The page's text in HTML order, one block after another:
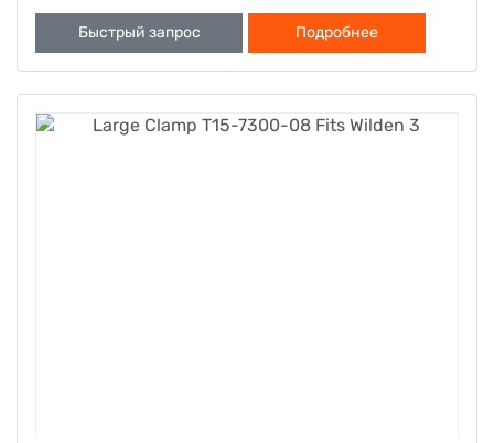
Быстрый запрос Подробнее